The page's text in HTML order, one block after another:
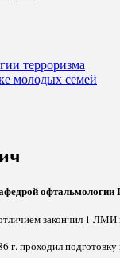
терроризма
молодых семей
закончил 1 ЛМИ
г. проходил